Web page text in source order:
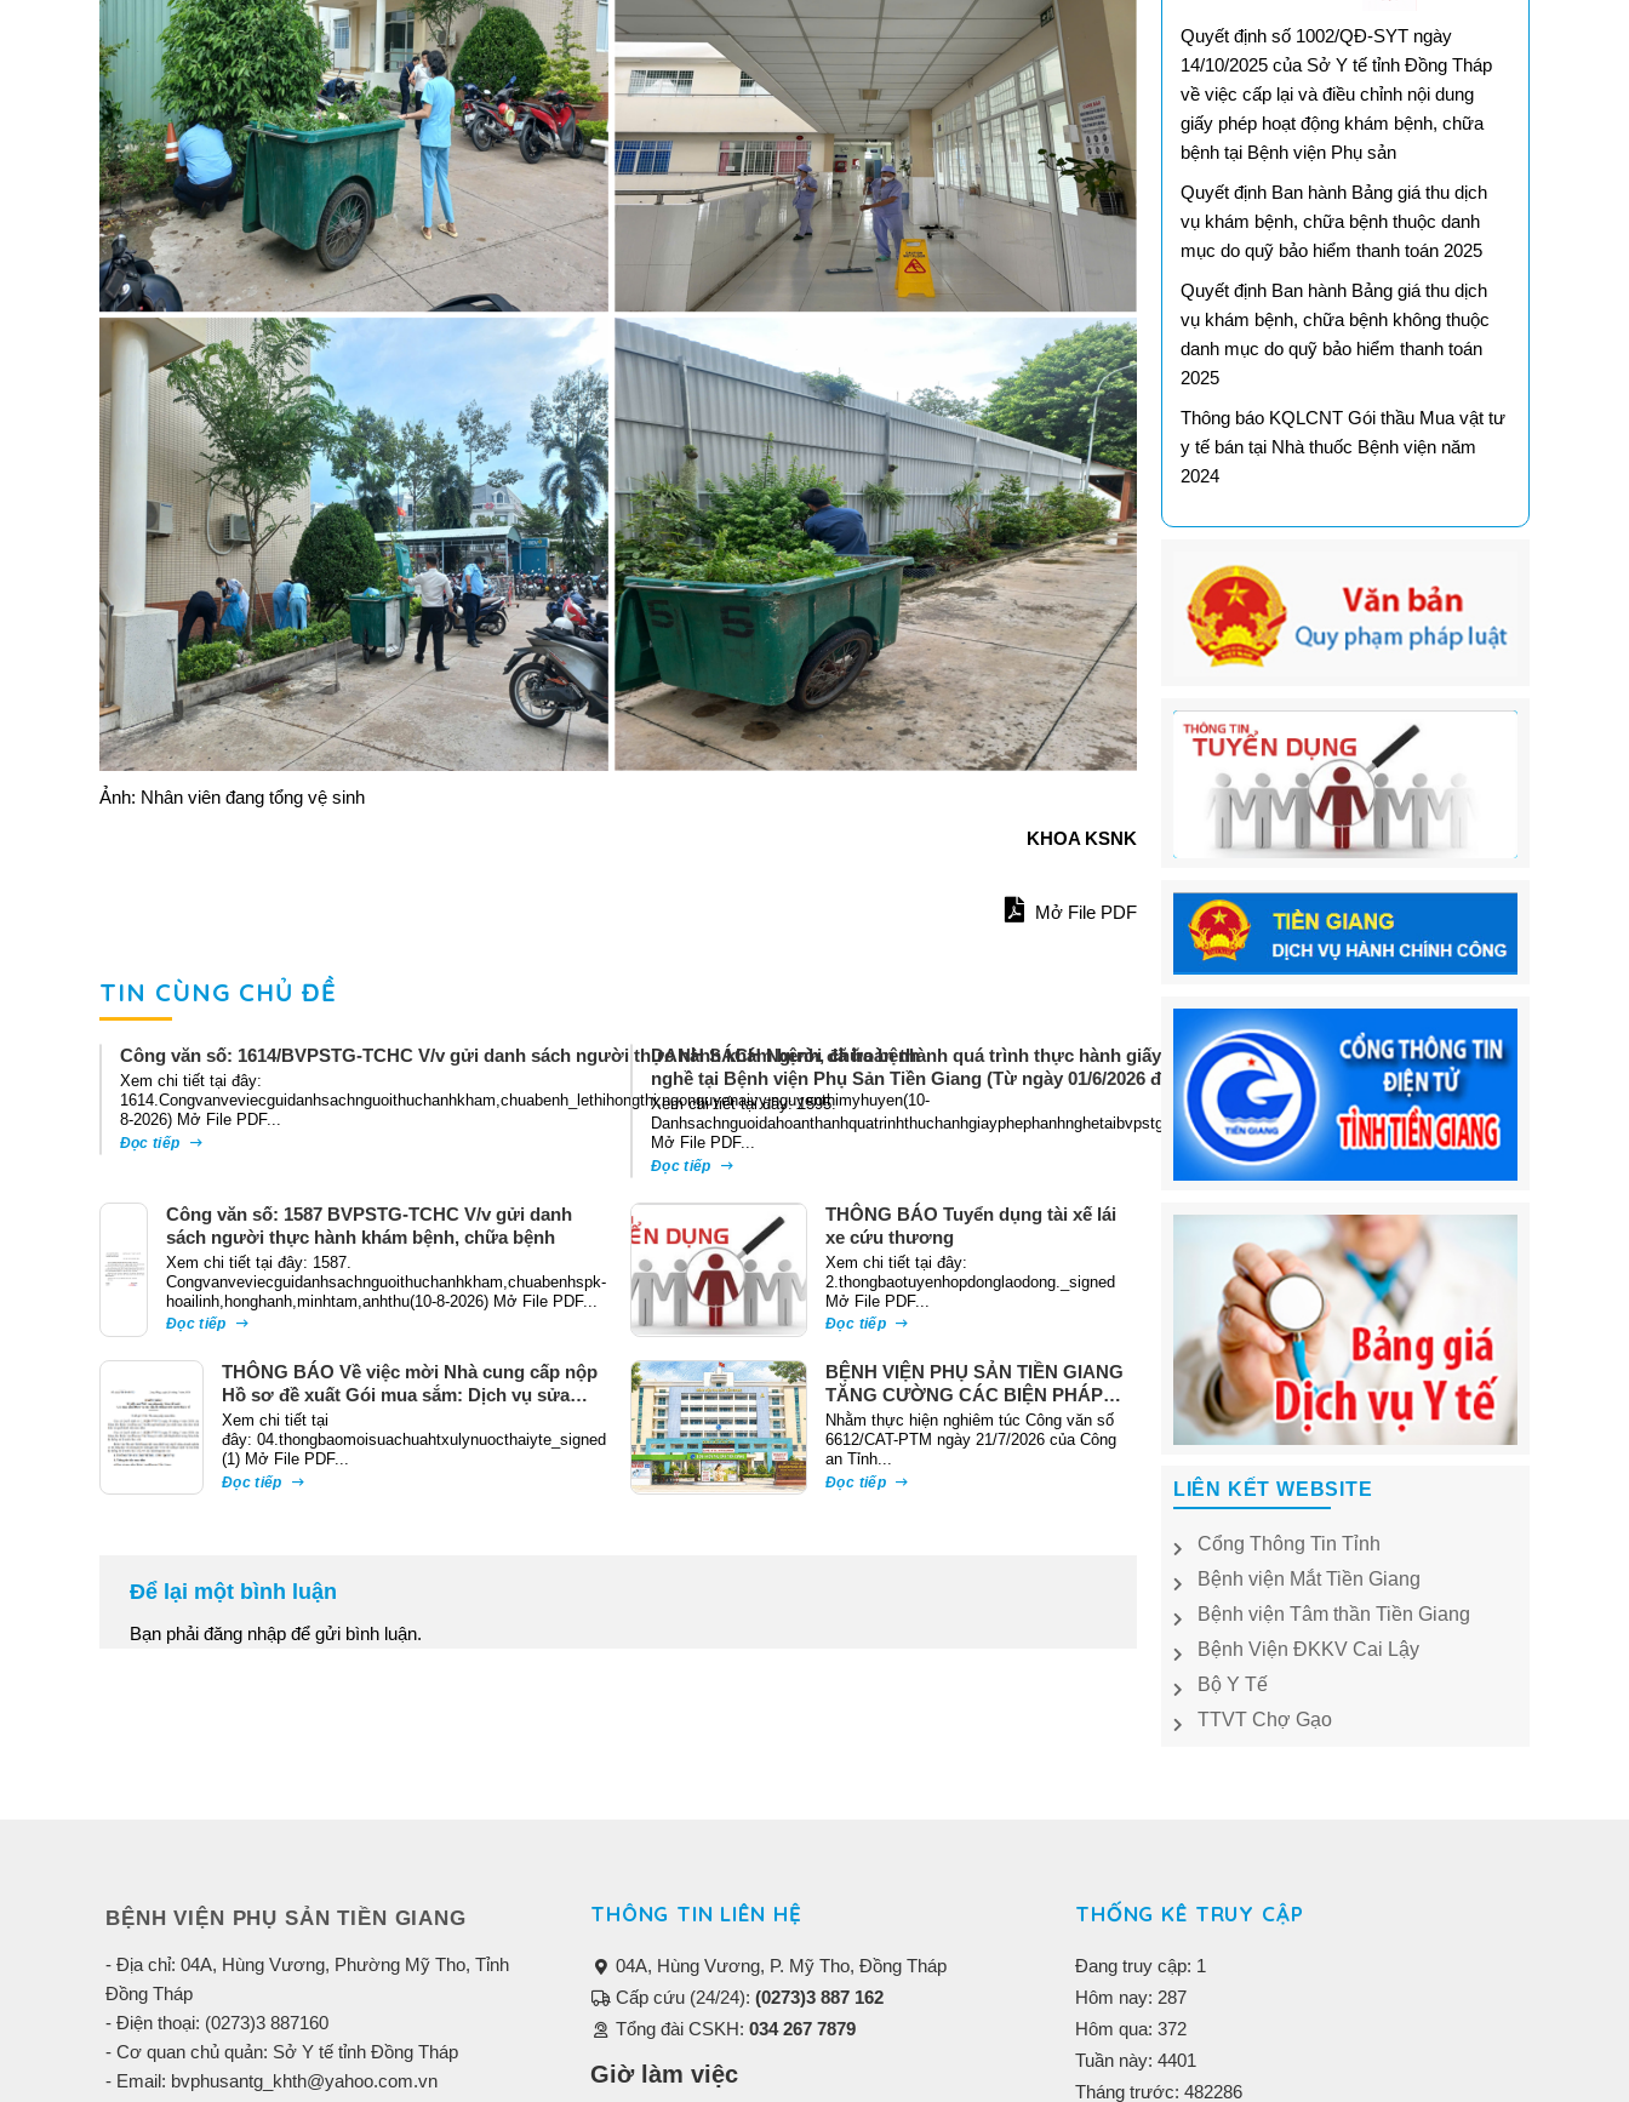
Ảnh: Nhân viên đang tổng vệ sinh
KHOA KSNK
Mở File PDF
TIN CÙNG CHỦ ĐỀ
Công văn số: 1614/BVPSTG-TCHC V/v gửi danh sách người thực hành khám bệnh, chữa bệnh
Xem chi tiết tại đây:
1614.Congvanveviecguidanhsachnguoithuchanhkham,chuabenh_lethihongthi,ngonguyenaivy,nguyenthimyhuyen(10-
8-2026) Mở File PDF...
Đọc tiếp
DANH SÁCH Người đã hoàn thành quá trình thực hành giấy phép hành
nghề tại Bệnh viện Phụ Sản Tiền Giang (Từ ngày 01/6/2026 đến 31/7/2026)
Xem chi tiết tại đây: 1595.
Danhsachnguoidahoanthanhquatrinhthuchanhgiayphephanhnghetaibvpstg_bsphamhoaian
Mở File PDF...
Đọc tiếp
Công văn số: 1587 BVPSTG-TCHC V/v gửi danh
sách người thực hành khám bệnh, chữa bệnh
Xem chi tiết tại đây: 1587.
Congvanveviecguidanhsachnguoithuchanhkham,chuabenhspk-
hoailinh,honghanh,minhtam,anhthu(10-8-2026) Mở File PDF...
Đọc tiếp
THÔNG BÁO Tuyển dụng tài xế lái
xe cứu thương
Xem chi tiết tại đây:
2.thongbaotuyenhopdonglaodong._signed
Mở File PDF...
Đọc tiếp
THÔNG BÁO Về việc mời Nhà cung cấp nộp
Hồ sơ đề xuất Gói mua sắm: Dịch vụ sửa
chữa hệ thống xử lý nước thải y tế
Xem chi tiết tại
đây: 04.thongbaomoisuachuahtxulynuocthaiyte_signed
(1) Mở File PDF...
Đọc tiếp
BỆNH VIỆN PHỤ SẢN TIỀN GIANG
TĂNG CƯỜNG CÁC BIỆN PHÁP
PHÒNG NGỪA, ĐẤU TRANH VỚI
TỘI PHẠM TRỘM CẮP TÀI SẢN
Nhằm thực hiện nghiêm túc Công văn số
6612/CAT-PTM ngày 21/7/2026 của Công
an Tỉnh...
Đọc tiếp
Để lại một bình luận
Bạn phải đăng nhậpđể gửi bình luận.
Quyết định số 1002/QĐ-SYT ngày
14/10/2025 của Sở Y tế tỉnh Đồng Tháp
về việc cấp lại và điều chỉnh nội dung
giấy phép hoạt động khám bệnh, chữa
bệnh tại Bệnh viện Phụ sản
Quyết định Ban hành Bảng giá thu dịch
vụ khám bệnh, chữa bệnh thuộc danh
mục do quỹ bảo hiểm thanh toán 2025
Quyết định Ban hành Bảng giá thu dịch
vụ khám bệnh, chữa bệnh không thuộc
danh mục do quỹ bảo hiểm thanh toán
2025
Thông báo KQLCNT Gói thầu Mua vật tư
y tế bán tại Nhà thuốc Bệnh viện năm
2024
LIÊN KẾT WEBSITE
Cổng Thông Tin Tỉnh
Bệnh viện Mắt Tiền Giang
Bệnh viện Tâm thần Tiền Giang
Bệnh Viện ĐKKV Cai Lậy
Bộ Y Tế
TTVT Chợ Gạo
BỆNH VIỆN PHỤ SẢN TIỀN GIANG
- Địa chỉ: 04A, Hùng Vương, Phường Mỹ Tho, Tỉnh
Đồng Tháp
- Điện thoại: (0273)3 887160
- Cơ quan chủ quản: Sở Y tế tỉnh Đồng Tháp
- Email: bvphusantg_khth@yahoo.com.vn
THÔNG TIN LIÊN HỆ
04A, Hùng Vương, P. Mỹ Tho, Đồng Tháp
Cấp cứu (24/24): (0273)3 887 162
Tổng đài CSKH: 034 267 7879
Giờ làm việc
THỐNG KÊ TRUY CẬP
Đang truy cập: 1
Hôm nay: 287
Hôm qua: 372
Tuần này: 4401
Tháng trước: 482286